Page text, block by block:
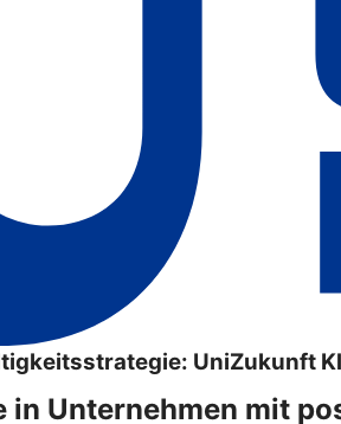
UniZukunft
in Unternehmen mit